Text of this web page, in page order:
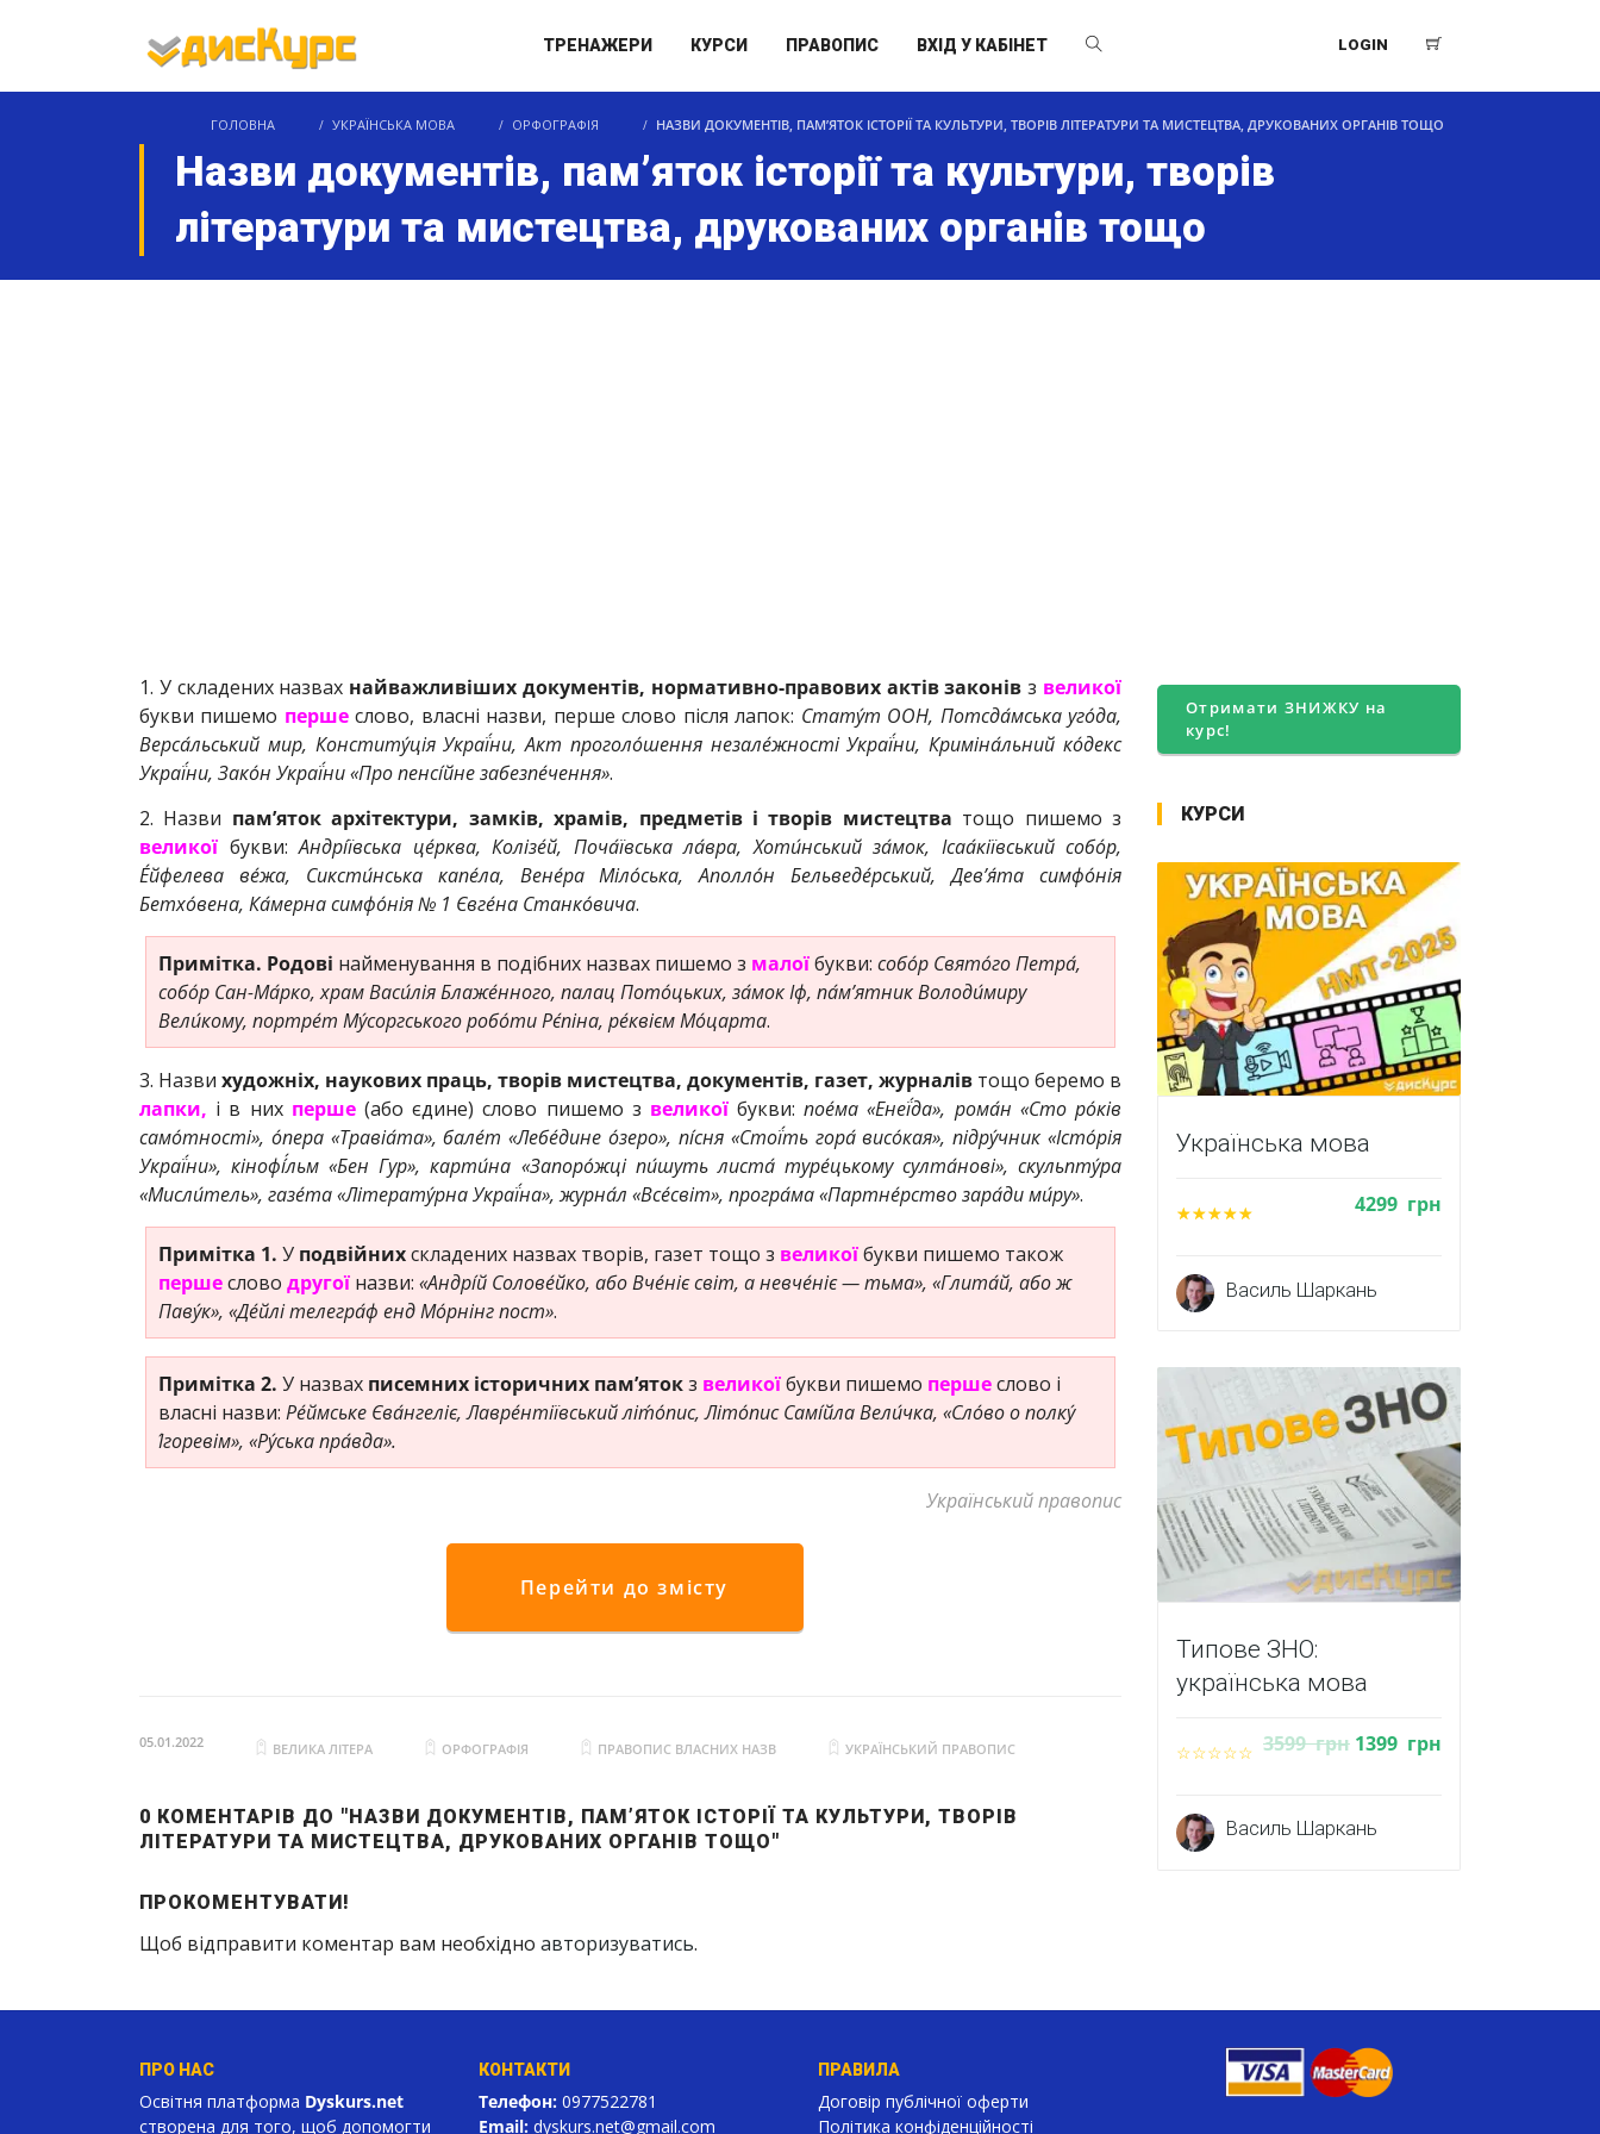
ТРЕНАЖЕРИ КУРСИ ПРАВОПИС ВХІД У КАБІНЕТ LOGIN
ГОЛОВНА УКРАЇНСЬКА МОВА ОРФОГРАФІЯ НАЗВИ ДОКУМЕНТІВ, ПАМ’ЯТОК ІСТОРІЇ ТА КУЛЬТУРИ, ТВОРІВ ЛІТЕРАТУРИ ТА МИСТЕЦТВА, ДРУКОВАНИХ ОРГАНІВ ТОЩО
Назви документів, пам’яток історії та культури, творів
літератури та мистецтва, друкованих органів тощо
1. У складених назвах найважливіших документів, нормативно-правових актів законів з великої
букви пишемо першеслово, власні назви, перше слово після лапок: Стату́т ООН, Потсда́мська уго́да,
Верса́льський мир, Конститу́ція Украї́ни, Акт проголо́шення незале́жності Украї́ни, Криміна́льний ко́декс
Украї́ни, Зако́н Украї́ни «Про пенсі́йне забезпе́чення».
2. Назви пам’яток архітектури, замків, храмів, предметів і творів мистецтва тощо пишемо з
великої букви:Андрі́ївська це́рква, Колізе́й, Поча́ївська ла́вра, Хоти́нський за́мок, Ісаа́кіївський собо́р,
Е́йфелева ве́жа, Сиксти́нська капе́ла, Вене́ра Міло́ська, Аполло́н Бельведе́рський, Дев’я́та симфо́нія
Бетхо́вена, Ка́мерна симфо́нія № 1 Євге́на Станко́вича.
Примітка. Родові найменування в подібних назвах пишемо з малоїбукви: собо́р Свято́го Петра́,
собо́р Сан-Ма́рко, храм Васи́лія Блаже́нного, палац Пото́цьких, за́мок Іф, па́м’ятник Володи́миру
Вели́кому, портре́т Му́соргського робо́ти Рє́піна, ре́квієм Мо́царта.
3. Назви художніх, наукових праць, творів мистецтва, документів, газет, журналів тощо беремо в
лапки, і в них перше(або єдине) слово пишемо з великоїбукви:пое́ма «Енеї́да», рома́н «Сто ро́ків
само́тності», о́пера «Травіа́та», бале́т «Лебе́дине о́зеро», пі́сня «Стої́ть гора́ висо́кая», підру́чник «Істо́рія
Украї́ни», кінофі́́льм «Бен Гур», карти́на «Запоро́жці пи́шуть листа́ туре́цькому султа́нові», скульпту́ра
«Мисли́тель», газе́та «Літерату́рна Украї́на», журна́л «Все́світ», програ́ма «Партне́рство зара́ди ми́ру».
Примітка 1. У подвійнихскладених назвах творів, газет тощо з великоїбукви пишемо також
першеслово другої назви: «Андрі́й Солове́йко, або Вче́ніє світ, а невче́ніє — тьма», «Глита́й, або ж
Паву́к», «Де́йлі телегра́ф енд Мо́рнінг пост».
Примітка 2. У назвах писемних історичних пам’ятокз великоїбукви пишемо першеслово і
власні назви: Ре́ймське Єва́нгеліє, Лавре́нтіївський літ́о́пис, Літо́пис Самі́йла Вели́чка, «Сло́во о полку́
І́горевім», «Ру́ська пра́вда».
Український правопис
Перейти до змісту
05.01.2022 ВЕЛИКА ЛІТЕРА ОРФОГРАФІЯ ПРАВОПИС ВЛАСНИХ НАЗВ УКРАЇНСЬКИЙ ПРАВОПИС
0 КОМЕНТАРІВ ДО "НАЗВИ ДОКУМЕНТІВ, ПАМ’ЯТОК ІСТОРІЇ ТА КУЛЬТУРИ, ТВОРІВ
ЛІТЕРАТУРИ ТА МИСТЕЦТВА, ДРУКОВАНИХ ОРГАНІВ ТОЩО"
ПРОКОМЕНТУВАТИ!
Щоб відправити коментар вам необхідно авторизуватись.
Отримати ЗНИЖКУ на
курс!
КУРСИ
Українська мова
4299 грн
Василь Шаркань
Типове ЗНО:
українська мова
3599грн 1399 грн
Василь Шаркань
ПРО НАС
Освітня платформа Dyskurs.net
створена для того, щоб допомогти
КОНТАКТИ
Телефон: 0977522781
Email: dyskurs.net@gmail.com
ПРАВИЛА
Договір публічної оферти
Політика конфіденційності